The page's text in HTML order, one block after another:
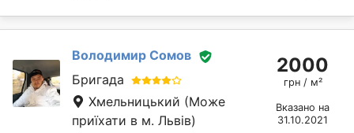
Володимир Сомов
Бригада
Хмельницький (Може
приїхати в м. Львів)
2000
грн / м²
Вказано на
31.10.2021